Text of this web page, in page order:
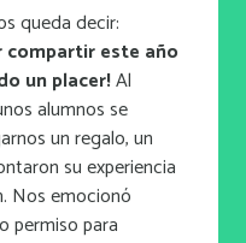
queda decir:
compartir este año
un placer!Al
alumnos se
un regalo, un
su experiencia
Nos emocionó
permiso para